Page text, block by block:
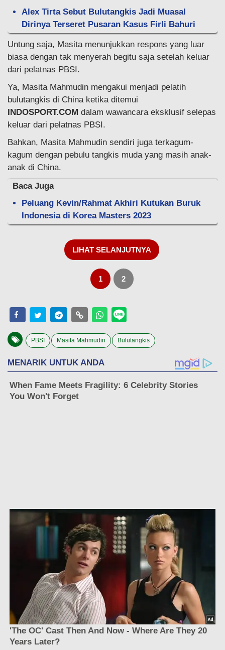
Alex Tirta Sebut Bulutangkis Jadi Muasal
Dirinya Terseret Pusaran Kasus Firli Bahuri
Untung saja, Masita menunjukkan respons yang luar
biasa dengan tak menyerah begitu saja setelah keluar
dari pelatnas PBSI.
Ya, Masita Mahmudin mengakui menjadi pelatih
bulutangkis di China ketika ditemui
INDOSPORT.COM dalam wawancara eksklusif selepas
keluar dari pelatnas PBSI.
Bahkan, Masita Mahmudin sendiri juga terkagum-
kagum dengan pebulu tangkis muda yang masih anak-
anak di China.
Baca Juga
Peluang Kevin/Rahmat Akhiri Kutukan Buruk
Indonesia di Korea Masters 2023
LIHAT SELANJUTNYA
1 2
PBSI Masita Mahmudin Bulutangkis